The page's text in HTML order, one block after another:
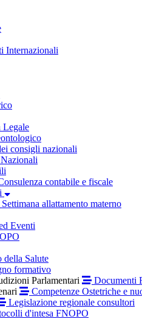
Internazionali
Legale
consigli nazionali
contabile e fiscale
Settimana allattamento materno
Eventi
della Salute
formativo
Parlamentari
Documenti
Competenze Ostetriche e
Legislazione regionale consultori
d'intesa FNOPO